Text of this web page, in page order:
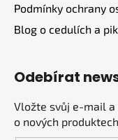
Podmínky ochrany
Blog o cedulích a
Odebírat
Vložte svůj e-mail
o nových